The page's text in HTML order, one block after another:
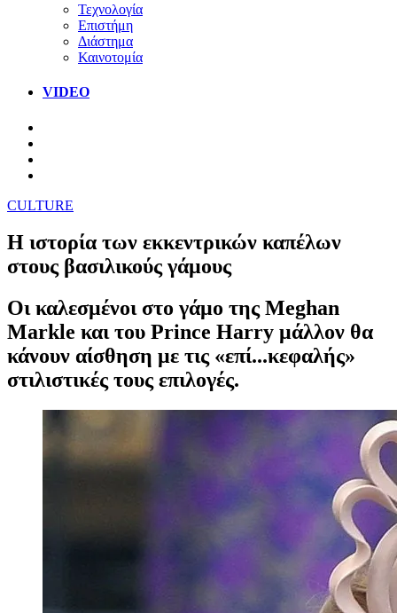
Τεχνολογία
Επιστήμη
Διάστημα
Καινοτομία
VIDEO
CULTURE
Η ιστορία των εκκεντρικών καπέλων
στους βασιλικούς γάμους
Οι καλεσμένοι στο γάμο της Meghan
Markle και του Prince Harry μάλλον θα
κάνουν αίσθηση με τις «επί...κεφαλής»
στιλιστικές τους επιλογές.